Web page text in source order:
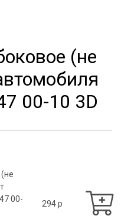
(не
00-10 3D
00-
294 p